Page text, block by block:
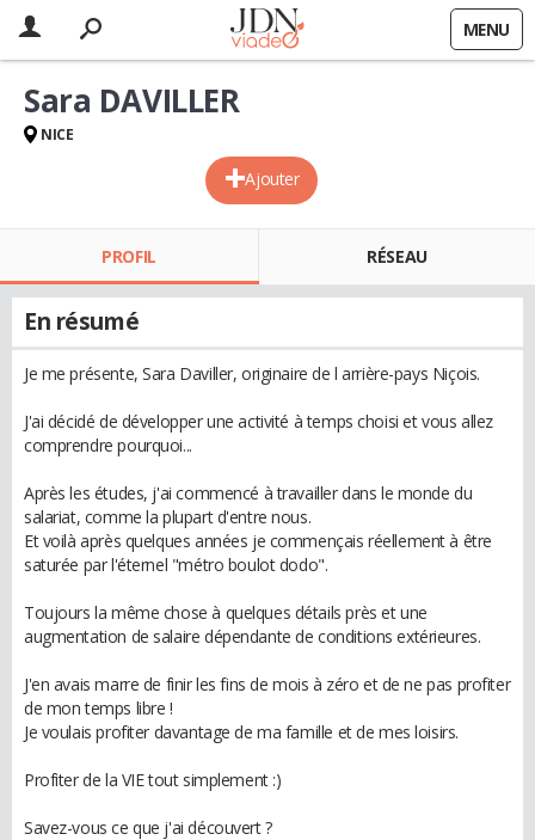
MENU
Ajouter
Sara DAVILLER
NICE
PROFIL RÉSEAU
En résumé
Je me présente, Sara Daviller, originaire de l arrière-pays Niçois.
J'ai décidé de développer une activité à temps choisi et vous allez
comprendre pourquoi...
Après les études, j'ai commencé à travailler dans le monde du
salariat, comme la plupart d'entre nous.
Et voilà après quelques années je commençais réellement à être
saturée par l'éternel "métro boulot dodo".
Toujours la même chose à quelques détails près et une
augmentation de salaire dépendante de conditions extérieures.
J'en avais marre de finir les fins de mois à zéro et de ne pas profiter
de mon temps libre !
Je voulais profiter davantage de ma famille et de mes loisirs.
Profiter de la VIE tout simplement :)
Savez-vous ce que j'ai découvert ?